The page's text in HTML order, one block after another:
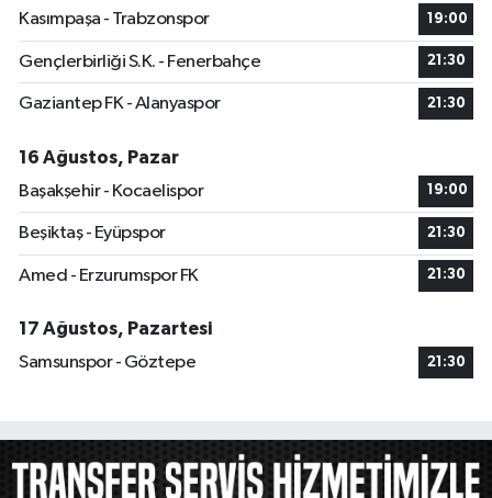
Kasımpaşa - Trabzonspor 19:00
Gençlerbirliği S.K. - Fenerbahçe 21:30
Gaziantep FK - Alanyaspor 21:30
16 Ağustos, Pazar
Başakşehir - Kocaelispor
19:00
Beşiktaş - Eyüpspor 21:30
Amed - Erzurumspor FK 21:30
17 Ağustos, Pazartesi
Samsunspor - Göztepe
21:30